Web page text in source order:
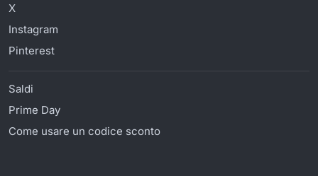
X
Instagram
Pinterest
Saldi
Prime Day
Come usare un codice sconto